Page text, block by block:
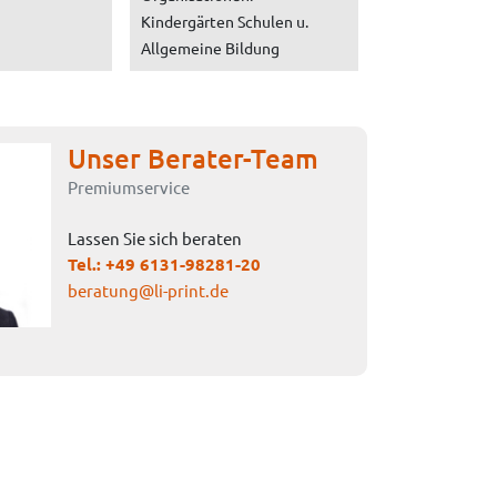
Kindergärten Schulen u.
Allgemeine Bildung
Unser Berater-Team
Premiumservice
Lassen Sie sich beraten
Tel.: +49 6131-98281-20
beratung@li-print.de